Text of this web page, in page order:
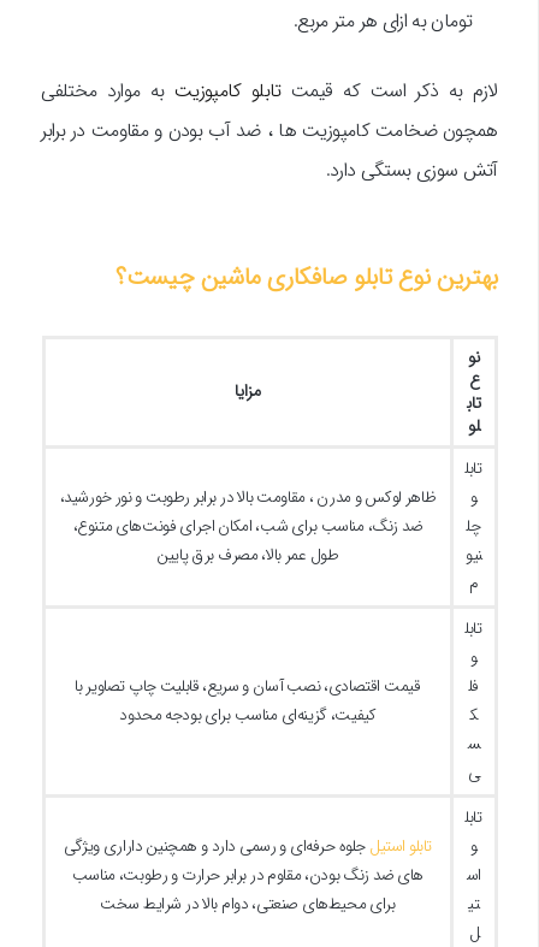
تومان به ازای هر متر مربع.
لازم به ذکر است که قیمتتابلو کامپوزیت به موارد مختلفی
همچون ضخامت کامپوزیت ها ، ضد آب بودن و مقاومت در برابر
آتش سوزی بستگی دارد.
بهترین نوع تابلو صافکاری ماشین چیست؟
نو
ع
تاب
لو
مزایا
تابل
و
چل
نیو
م
ظاهر لوکس و مدرن ، مقاومت بالا در برابر رطوبت و نور خورشید،
ضد زنگ، مناسب برای شب، امکان اجرای فونت‌های متنوع،
طول عمر بالا، مصرف برق پایین
تابل
و
فل
ک
س
ی
قیمت اقتصادی، نصب آسان و سریع، قابلیت چاپ تصاویر با
کیفیت، گزینه‌ای مناسب برای بودجه محدود
تابل
و
اس
تی
ل
تابلو استیلجلوه حرفه‌ای و رسمی دارد و همچنین داراری ویژگی
های ضد زنگ بودن، مقاوم در برابر حرارت و رطوبت، مناسب
برای محیط‌های صنعتی، دوام بالا در شرایط سخت